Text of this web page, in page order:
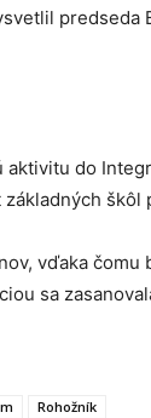
predseda
do
škôl
vďaka
sa
Rohožník